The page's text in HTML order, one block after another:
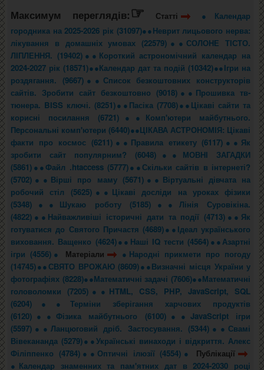
Максимум переглядів:☞ Статті
●Календар
городника на 2025-2026 рік (31097)●●Неврит лицьового нерва:
лікування в домашніх умовах (22579)● ●СОЛОНЕ ТІСТО.
ЛІПЛЕННЯ. (19402)● ●Короткий астрономічний календар на
2024-2027 рік (18571)●●Календар дат та подій (10342)●●Ігри на
роздягання. (9667)● ●Список безкоштовних конструкторів
сайтів. Зробити сайт безкоштовно (9018)● ●Прошивка тв-
тюнера. BISS ключі. (8251)● ●Пасіка (7708)● ●Цікаві сайти та
корисні посилання (6721)● ●Комп'ютери майбутнього.
Пeрсональні комп'ютери (6440)●●ЦІКАВА АСТРОНОМІЯ: Цікаві
факти про космос (6211)● ●Правила етикету (6117)● ●Як
зробити сайт популярним? (6048)● ●МОВНІ ЗАГАДКИ
(5861)● ●Файл .htaccess (5777)● ●Скільки сайтів в інтернеті?
(5702)● ●Вірші про маму (5671)● ●Віртуальні дівчата на
робочий стіл (5625)● ●Цікаві досліди на уроках фізики
(5348)● ●Шукаю роботу (5185)● ●Лінія Суровікіна.
(4822)● ●Найважливіші історичні дати та події (4713)● ●Як
готуватися до Святого Причастя (4689)● ●Ідеал українського
виховання. Ващенко (4624)● ●Наші IQ тести (4564)● ●Азартні
ігри (4556)●
Матеріали
●Народні прикмети про погоду
(14745)●●СВЯТО ВРОЖАЮ (8609)● ●Визначні місця України у
фотографіях (8228)●●Математичні задачі (7606)●●Математичні
головоломки (7205)● ●HTML, CSS, PHP, JavaScript, SQL
(6204)● ●Терміни зберігання харчових продуктів
(6120)● ●Фізика майбутнього (6100)● ●JavaScript ігри
(5597)● ●Ланцюговий дріб. Застосування. (5344)● ●Свамі
Вівекананда (5279)● ●Українські винаходи і відкриття. Алекс
Філіппенко (4784)● ●Оптичні ілюзії (4554)●
Публікації
●Календар знаменних та пам'ятних дат в 2024-2030 році